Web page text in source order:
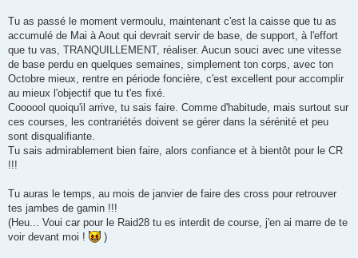
l
u
Tu as passé le moment vermoulu, maintenant c'est la caisse que tu as
accumulé de Mai à Aout qui devrait servir de base, de support, à l'effort
que tu vas, TRANQUILLEMENT, réaliser. Aucun souci avec une vitesse
de base perdu en quelques semaines, simplement ton corps, avec ton
Octobre mieux, rentre en période foncière, c'est excellent pour accomplir
au mieux l'objectif que tu t'es fixé.
Coooool quoiqu'il arrive, tu sais faire. Comme d'habitude, mais surtout sur
ces courses, les contrariétés doivent se gérer dans la sérénité et peu
sont disqualifiante.
Tu sais admirablement bien faire, alors confiance et à bientôt pour le CR
!!!
Tu auras le temps, au mois de janvier de faire des cross pour retrouver
tes jambes de gamin !!!
(Heu... Voui car pour le Raid28 tu es interdit de course, j'en ai marre de te
voir devant moi !
)